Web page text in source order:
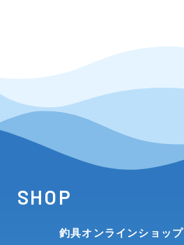
SHOP
釣具オンラインショップ